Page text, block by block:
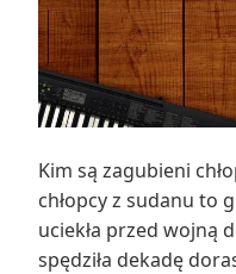
Kim są zagubieni
chłopcy z sudanu to
uciekła przed wojną
spędziła dekadę